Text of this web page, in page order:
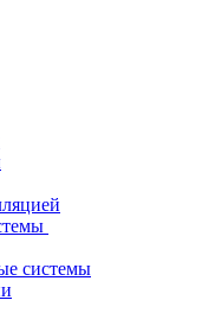
системы